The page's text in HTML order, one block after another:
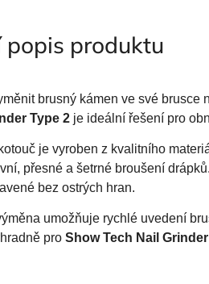
popis produktu
brusný kámen ve své brusce
Type 2 je ideální řešení pro
je vyroben z kvalitního
přesné a šetrné broušení
bez ostrých hran.
umožňuje rychlé uvedení
pro Show Tech Nail